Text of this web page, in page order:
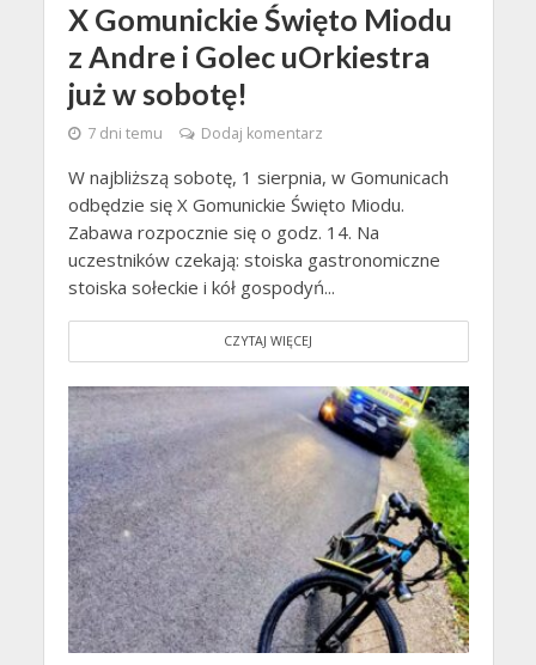
X Gomunickie Święto Miodu
z Andre i Golec uOrkiestra
już w sobotę!
7 dni temu Dodaj komentarz
W najbliższą sobotę, 1 sierpnia, w Gomunicach
odbędzie się X Gomunickie Święto Miodu.
Zabawa rozpocznie się o godz. 14. Na
uczestników czekają: stoiska gastronomiczne
stoiska sołeckie i kół gospodyń...
CZYTAJ WIĘCEJ